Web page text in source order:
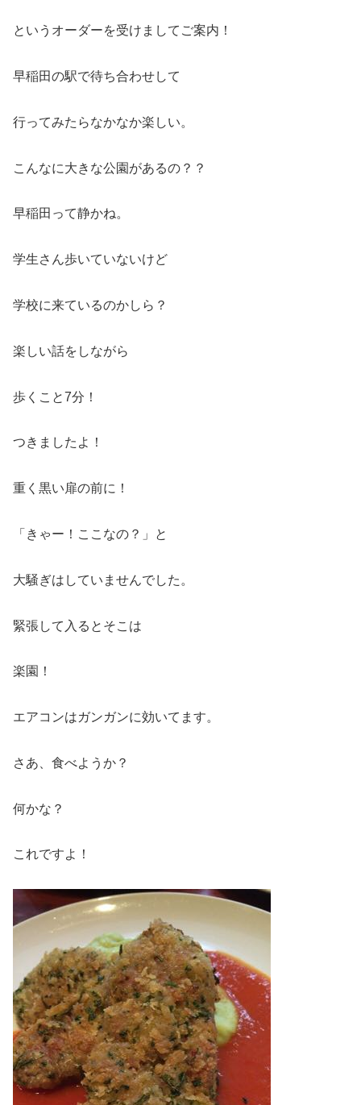
というオーダーを受けましてご案内！
早稲田の駅で待ち合わせして
行ってみたらなかなか楽しい。
こんなに大きな公園があるの？？
早稲田って静かね。
学生さん歩いていないけど
学校に来ているのかしら？
楽しい話をしながら
歩くこと7分！
つきましたよ！
重く黒い扉の前に！
「きゃー！ここなの？」と
大騒ぎはしていませんでした。
緊張して入るとそこは
楽園！
エアコンはガンガンに効いてます。
さあ、食べようか？
何かな？
これですよ！